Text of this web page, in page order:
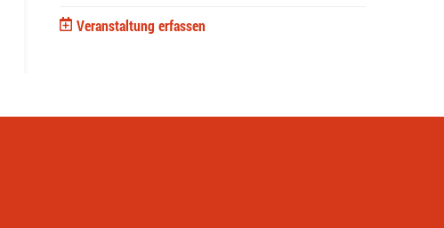
Veranstaltung erfassen